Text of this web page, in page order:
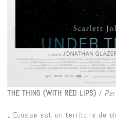
THE THING (WITH RED LIPS) /
L’Ecosse est un territoire de